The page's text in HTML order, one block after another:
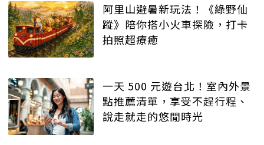
阿里山避暑新玩法！《綠野仙
蹤》陪你搭小火車探險，打卡
拍照超療癒
一天 500 元遊台北！室內外景
點推薦清單，享受不趕行程、
說走就走的悠閒時光